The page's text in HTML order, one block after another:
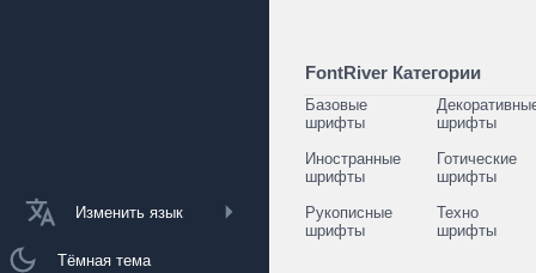
Изменить язык
Тёмная тема
FontRiver Категории
Базовые
шрифты
шрифты
Иностранные
шрифты
Готические
шрифты
Рукописные
шрифты
Техно
шрифты